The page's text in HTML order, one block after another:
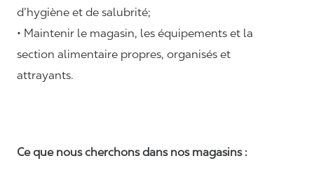
d’hygiène et de salubrité;
• Maintenir le magasin, les équipements et la
section alimentaire propres, organisés et
attrayants.
Ce que nous cherchons dans nos magasins :